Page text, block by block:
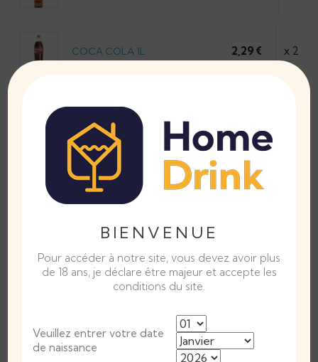
COCA COLA 1L 2,29 € x 2
CITRON LIME
GLACONS 0,00 €
AJOUTER AU PANIER Rupture de stock
Alcool Volumique 40°
BIENVENUE
Pour accéder à notre site, vous devez avoir plus
de 18 ans, je déclare être majeur et accepte les
conditions du site.
Veuillez entrer votre date
de naissance